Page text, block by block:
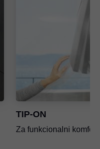
TIP-ON
Za funkcionalni komfor